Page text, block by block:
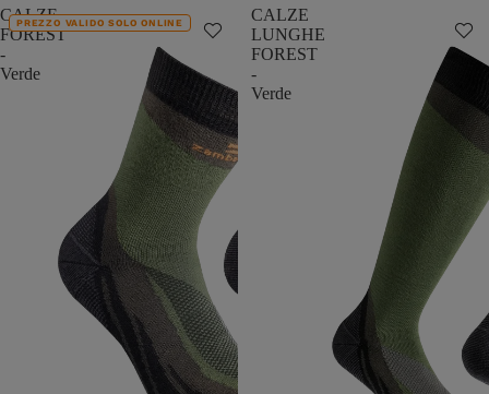
CALZE
FOREST
-
Verde
PREZZO VALIDO SOLO ONLINE
CALZE
LUNGHE
FOREST
-
Verde